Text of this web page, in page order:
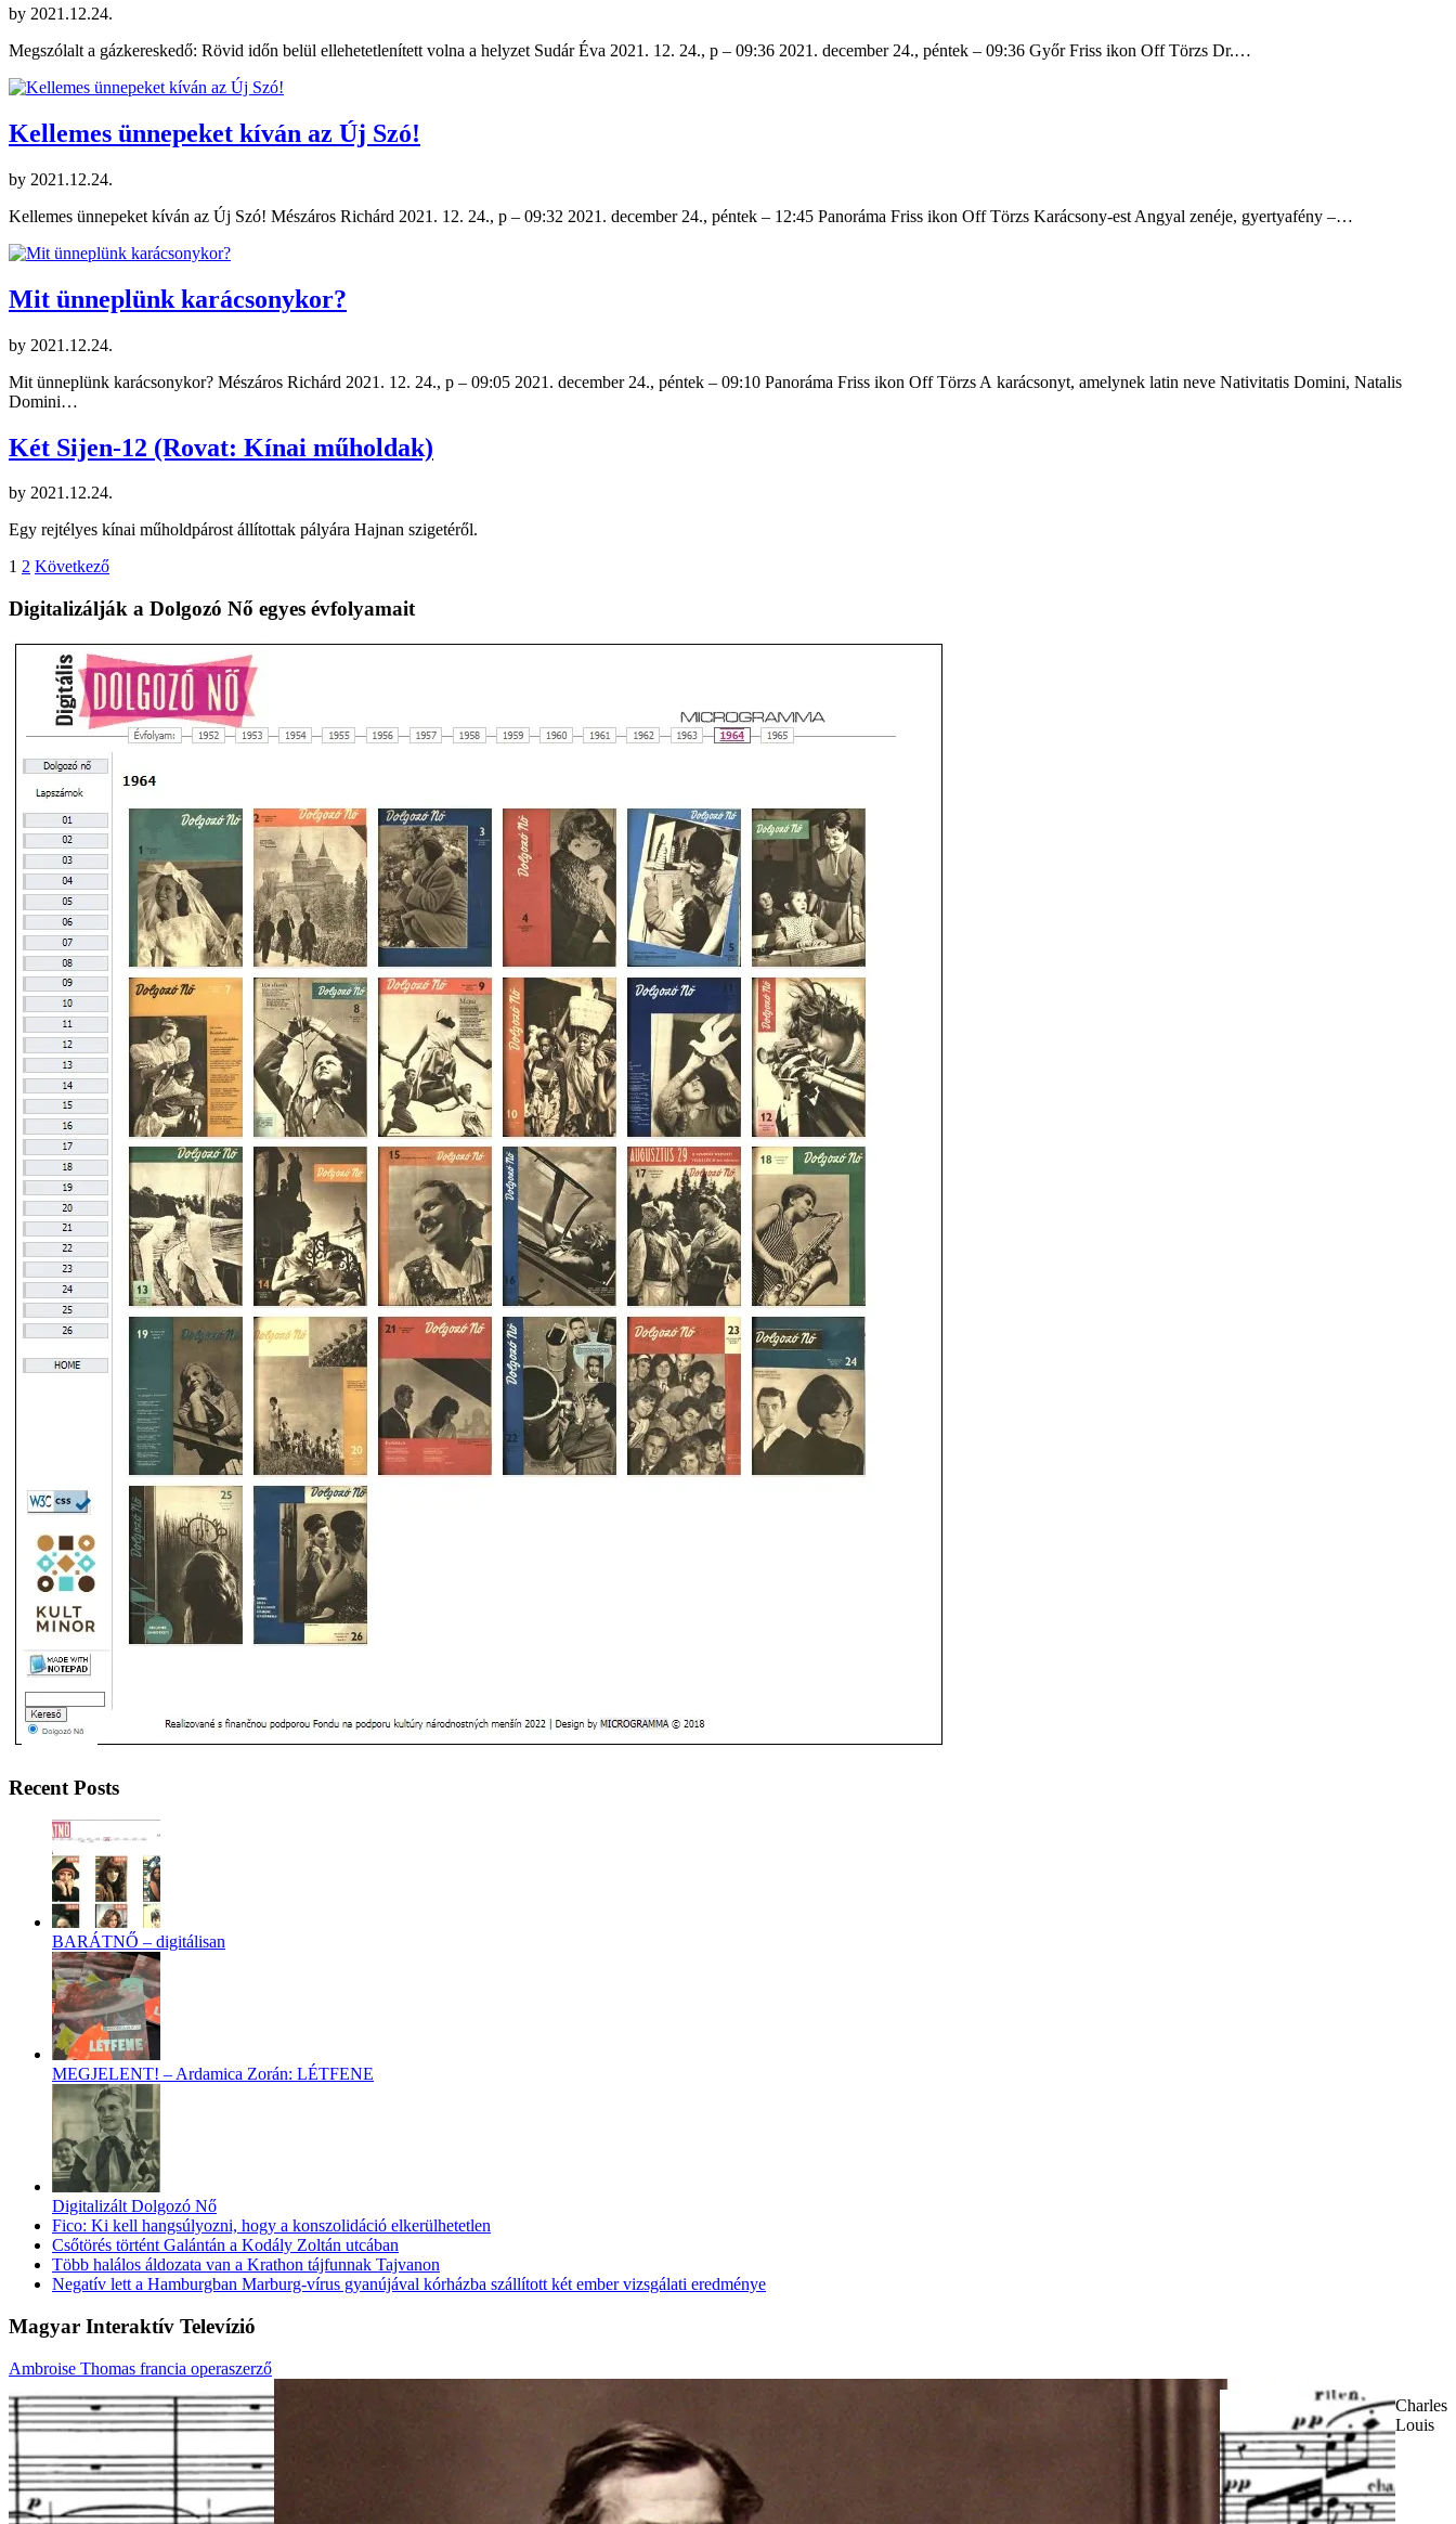
by 2021.12.24.
Megszólalt a gázkereskedő: Rövid időn belül ellehetetlenített volna a helyzet Sudár Éva 2021. 12. 24., p – 09:36 2021. december 24., péntek – 09:36 Győr Friss ikon Off Törzs Dr.…
Kellemes ünnepeket kíván az Új Szó!
by 2021.12.24.
Kellemes ünnepeket kíván az Új Szó! Mészáros Richárd 2021. 12. 24., p – 09:32 2021. december 24., péntek – 12:45 Panoráma Friss ikon Off Törzs Karácsony-est Angyal zenéje, gyertyafény –…
Mit ünneplünk karácsonykor?
by 2021.12.24.
Mit ünneplünk karácsonykor? Mészáros Richárd 2021. 12. 24., p – 09:05 2021. december 24., péntek – 09:10 Panoráma Friss ikon Off Törzs A karácsonyt, amelynek latin neve Nativitatis Domini, Natalis
Domini…
Két Sijen-12 (Rovat: Kínai műholdak)
by 2021.12.24.
Egy rejtélyes kínai műholdpárost állítottak pályára Hajnan szigetéről.
Bejegyzések
lapozása
1 2 Következő
Digitalizálják a Dolgozó Nő egyes évfolyamait
Recent Posts
BARÁTNŐ – digitálisan
MEGJELENT! – Ardamica Zorán: LÉTFENE
Digitalizált Dolgozó Nő
Fico: Ki kell hangsúlyozni, hogy a konszolidáció elkerülhetetlen
Csőtörés történt Galántán a Kodály Zoltán utcában
Több halálos áldozata van a Krathon tájfunnak Tajvanon
Negatív lett a Hamburgban Marburg-vírus gyanújával kórházba szállított két ember vizsgálati eredménye
Magyar Interaktív Televízió
Ambroise Thomas francia operaszerző
Charles
Louis